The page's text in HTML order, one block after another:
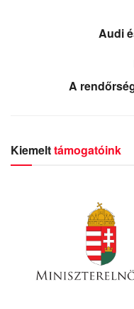
Audi
A
Kiemelttámogatóink